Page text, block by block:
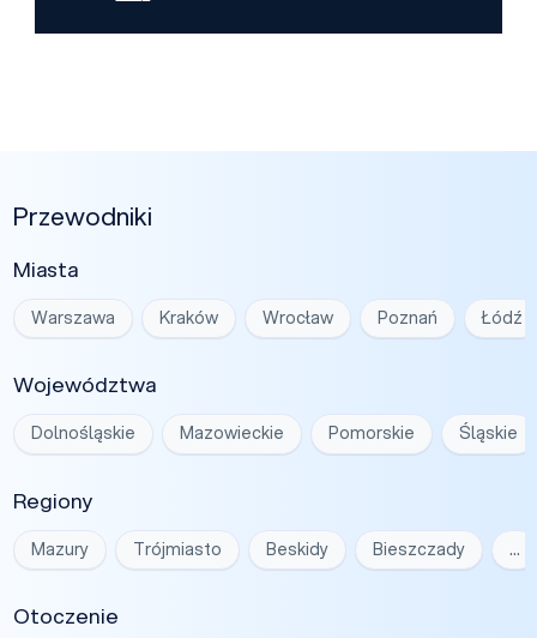
Przewodniki
Miasta
Warszawa Kraków Wrocław Poznań Łódź
Województwa
Dolnośląskie Mazowieckie Pomorskie Śląskie
Regiony
Mazury Trójmiasto Beskidy Bieszczady …
Otoczenie